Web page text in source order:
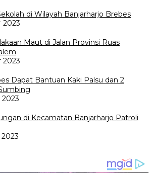
di Wilayah Banjarharjo Brebes
2023
Maut di Jalan Provinsi Ruas
2023
Dapat Bantuan Kaki Palsu dan 2
di Kecamatan Banjarharjo Patroli